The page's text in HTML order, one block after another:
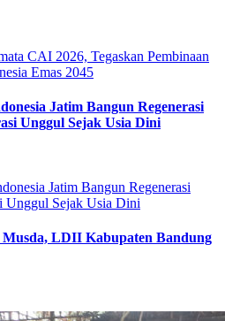
Jatim Bangun Regenerasi
Unggul Sejak Usia Dini
LDII Kabupaten Bandung